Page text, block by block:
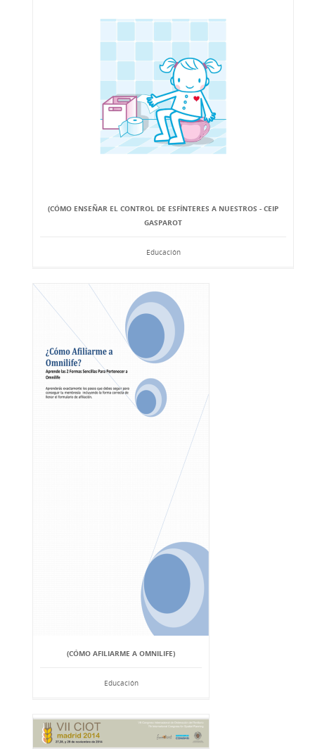
(CÓMO ENSEÑAR EL CONTROL DE ESFÍNTERES A NUESTROS - CEIP
GASPAROT
Educación
(CÓMO AFILIARME A OMNILIFE)
Educación